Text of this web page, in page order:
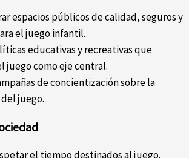
espacios públicos de calidad, seguros y
el juego infantil.
educativas y recreativas que
juego como eje central.
de concientización sobre la
juego.
el tiempo destinados al juego.